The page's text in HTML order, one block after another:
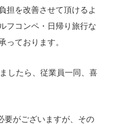
担を改善させて頂けるよ
フコンペ・日帰り旅行な
っております。
したら、従業員一同、喜
要がございますが、その